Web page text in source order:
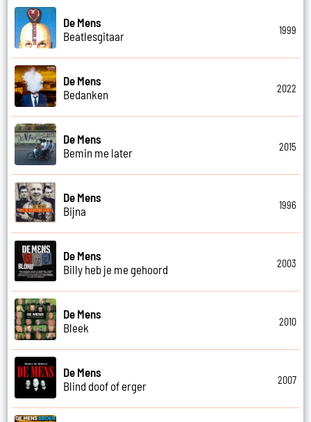
De Mens
Beatlesgitaar
1999
De Mens
Bedanken
2022
De Mens
Bemin me later
2015
De Mens
Bijna
1996
De Mens
Billy heb je me gehoord
2003
De Mens
Bleek
2010
De Mens
Blind doof of erger
2007